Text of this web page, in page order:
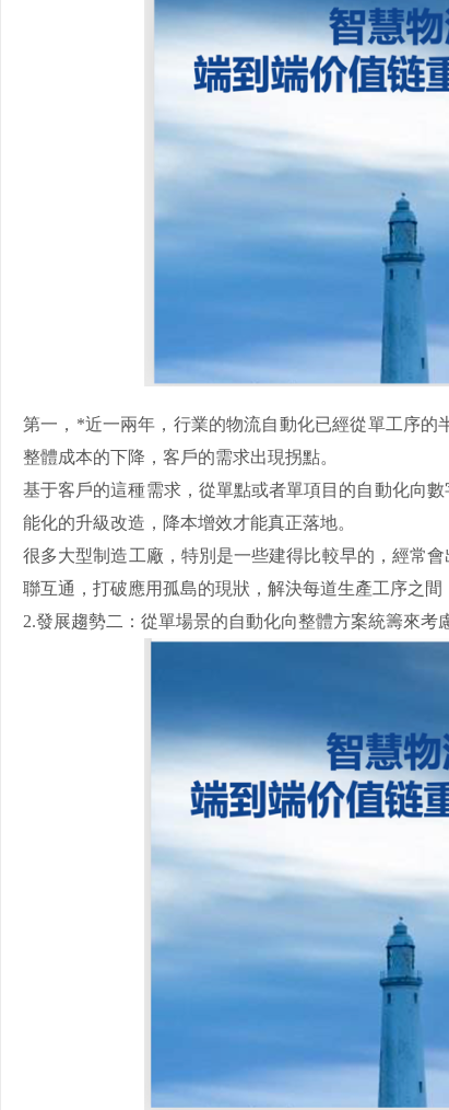
第一，*近一兩年，行業的物流自動化已經從單工序
整體成本的下降，客戶的需求出現拐點。
基于客戶的這種需求，從單點或者單項目的自動化向
能化的升級改造，降本增效才能真正落地。
很多大型制造工廠，特別是一些建得比較早的，經常
聯互通，打破應用孤島的現狀，解決每道生產工序之
2.發展趨勢二：從單場景的自動化向整體方案統籌來考